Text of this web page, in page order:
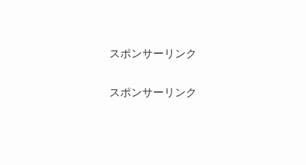
スポンサーリンク
スポンサーリンク